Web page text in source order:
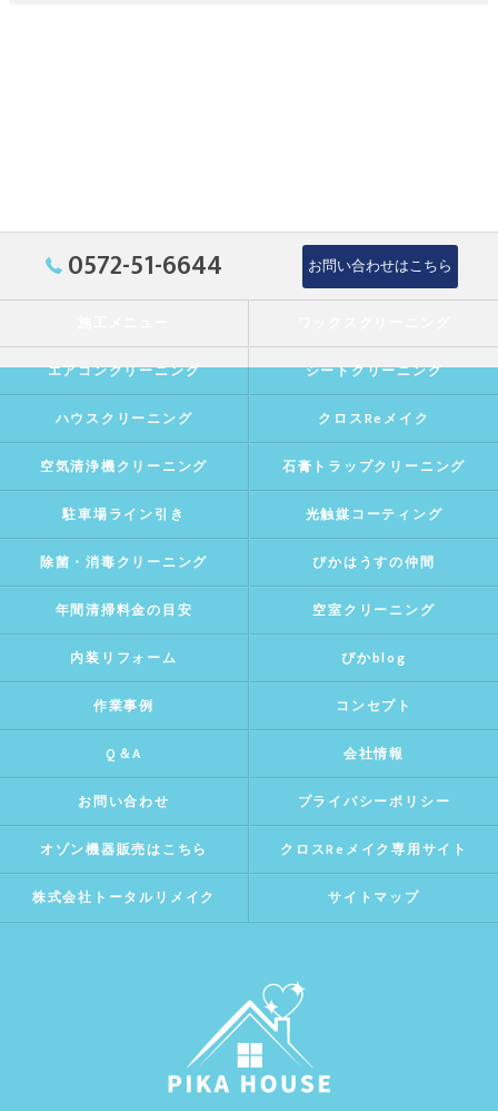
0572-51-6644 お問い合わせはこちら
エアコンクリーニング シートクリーニング
ハウスクリーニング クロスReメイク
空気清浄機クリーニング 石膏トラップクリーニング
駐車場ライン引き 光触媒コーティング
除菌・消毒クリーニング ぴかはうすの仲間
年間清掃料金の目安 空室クリーニング
内装リフォーム ぴかblog
作業事例 コンセプト
Q＆A 会社情報
お問い合わせ プライバシーポリシー
オゾン機器販売はこちら クロスReメイク専用サイト
株式会社トータルリメイク サイトマップ